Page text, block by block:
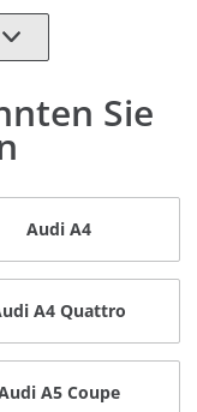
Sie
Audi A4
A4 Quattro
A5 Coupe